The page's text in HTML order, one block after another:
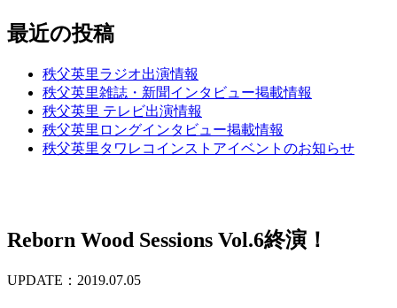
最近の投稿
秩父英里ラジオ出演情報
秩父英里雑誌・新聞インタビュー掲載情報
秩父英里 テレビ出演情報
秩父英里ロングインタビュー掲載情報
秩父英里タワレコインストアイベントのお知らせ
Reborn Wood Sessions Vol.6終演！
UPDATE：2019.07.05